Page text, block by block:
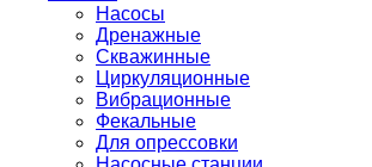
Насосы
Дренажные
Скважинные
Циркуляционные
Вибрационные
Фекальные
Для опрессовки